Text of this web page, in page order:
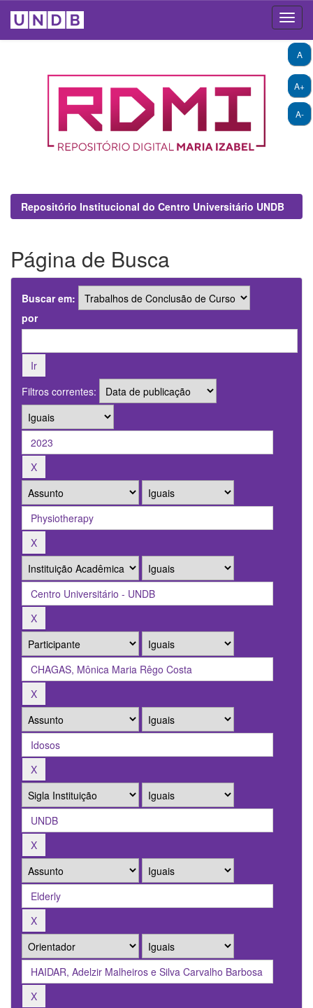
A+
A-
A
Repositório Institucional do Centro Universitário UNDB
Página de Busca
Buscar em:
por
Filtros correntes: